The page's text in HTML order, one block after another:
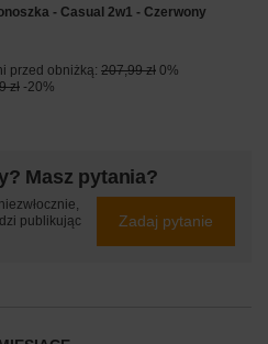
- Casual 2w1 - Czerwony
przed obniżką: 207,99 zł 0%
zł -20%
Masz pytania?
publikując
Zadaj pytanie